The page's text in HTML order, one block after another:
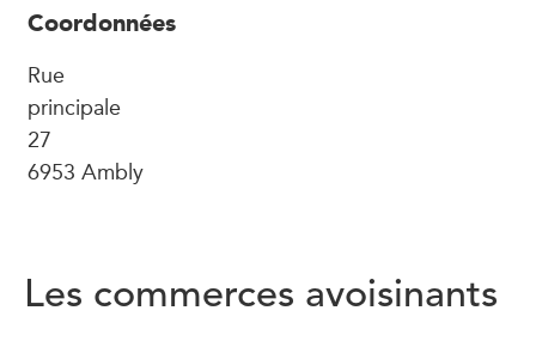
Coordonnées
Rue
principale
27
6953 Ambly
Les commerces avoisinants